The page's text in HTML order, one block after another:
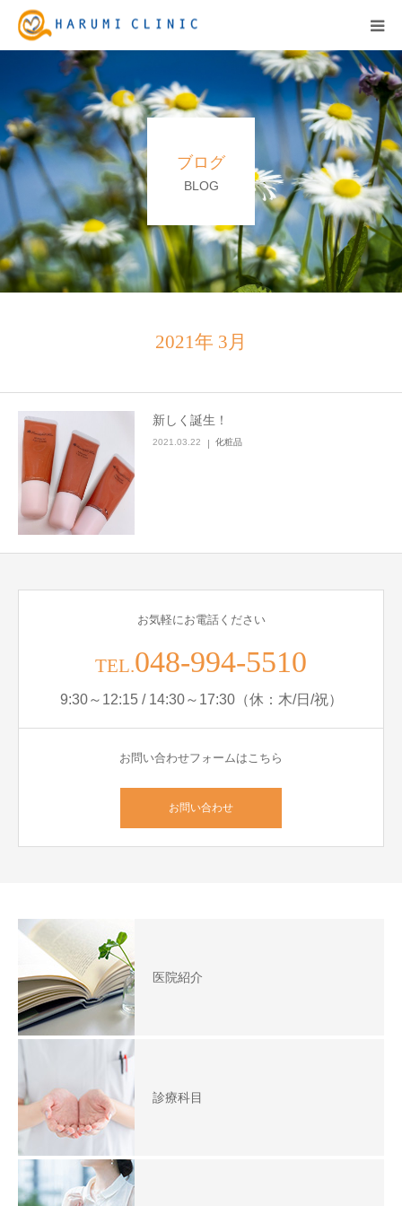
ブログ
BLOG
2021年 3月
新しく誕生！
2021.03.22 化粧品
お気軽にお電話ください
TEL.048-994-5510
9:30～12:15 / 14:30～17:30（休：木/日/祝）
お問い合わせフォームはこちら
お問い合わせ
医院紹介
診療科目
HOME
保険診療
自由診療&料金表
キャンペーン
お知らせ
ブログ
お問い合わせ